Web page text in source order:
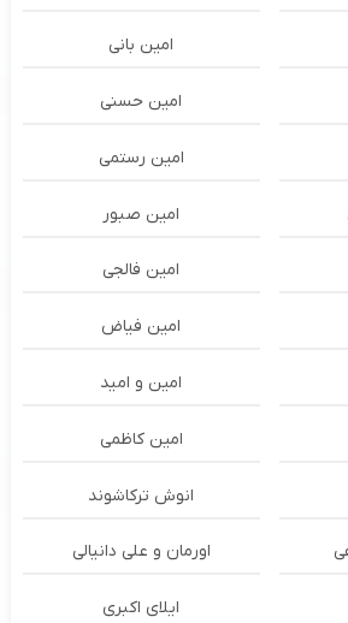
امین بانی
امین حسنی
امین رستمی
امین صبور
امین فالجی
امین فیاض
امین و امید
امین کاظمی
انوش ترکاشوند
اورمان و علی دانیالی
ايلاى اكبرى